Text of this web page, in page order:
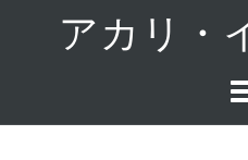
ツ
アカリ・